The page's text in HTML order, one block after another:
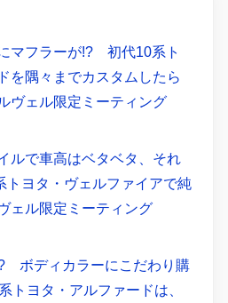
マフラーが!? 初代10系ト
を隅々までカスタムしたら
ヴェル限定ミーティング
ルで車高はベタベタ、それ
トヨタ・ヴェルファイアで純
ェル限定ミーティング
ボディカラーにこだわり購
トヨタ・アルファードは、